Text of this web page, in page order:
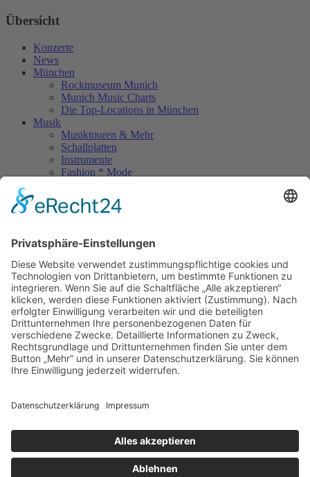
Übersicht
Konzerte
News
München
Rockmuseum Munich
Munich Music Charts
Die Top-Locations in München
Musik
Musiktouren & Mehr
Schallplatten
Instrumente
Fashion * Mode
Rock Memories II
Stones Day München
Unerhört
The Lost 80s Tapes
Über uns
Kontakt
Neueste Beiträge
Bewerbt euch für „Hard Rock Rising“!
Act des Monats: MondWild
Münchner Open Air Sommer: Konzerte in der Residenz
Kulturfestival Gräfelfing – 4 Tage Musik & Gemeinschaft
News